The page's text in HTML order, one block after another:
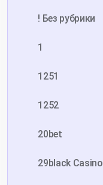
! Без рубрики
1
1251
1252
20bet
29black Casino